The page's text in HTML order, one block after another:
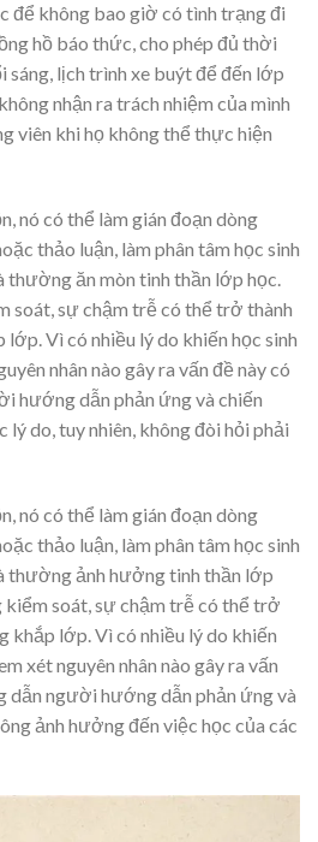
để không bao giờ có tình trạng đi
hồ báo thức, cho phép đủ thời
sáng, lịch trình xe buýt để đến lớp
nhận ra trách nhiệm của mình
viên khi họ không thể thực hiện
nó có thể làm gián đoạn dòng
thảo luận, làm phân tâm học sinh
thường ăn mòn tinh thần lớp học.
soát, sự chậm trễ có thể trở thành
lớp. Vì có nhiều lý do khiến học sinh
nhân nào gây ra vấn đề này có
hướng dẫn phản ứng và chiến
do, tuy nhiên, không đòi hỏi phải
nó có thể làm gián đoạn dòng
thảo luận, làm phân tâm học sinh
thường ảnh hưởng tinh thần lớp
kiểm soát, sự chậm trễ có thể trở
khắp lớp. Vì có nhiều lý do khiến
xét nguyên nhân nào gây ra vấn
dẫn người hướng dẫn phản ứng và
ảnh hưởng đến việc học của các